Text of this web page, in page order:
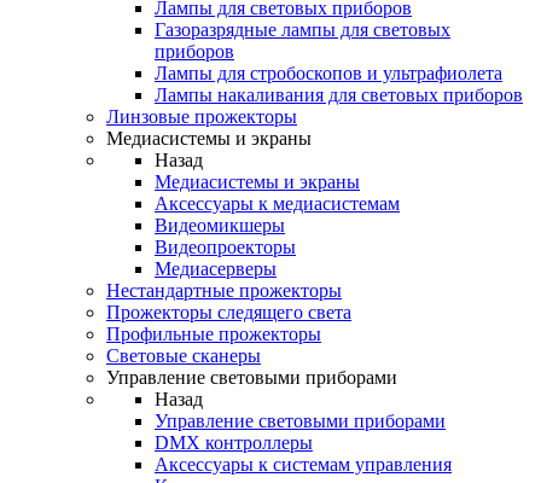
Лампы для световых приборов
Газоразрядные лампы для световых
приборов
Лампы для стробоскопов и ультрафиолета
Лампы накаливания для световых приборов
Линзовые прожекторы
Медиасистемы и экраны
Назад
Медиасистемы и экраны
Аксессуары к медиасистемам
Видеомикшеры
Видеопроекторы
Медиасерверы
Нестандартные прожекторы
Прожекторы следящего света
Профильные прожекторы
Световые сканеры
Управление световыми приборами
Назад
Управление световыми приборами
DMX контроллеры
Аксессуары к системам управления